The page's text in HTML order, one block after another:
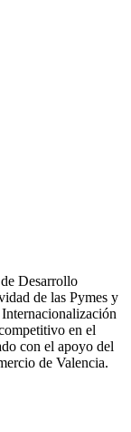
Desarrollo
de las Pymes y
en el
con el apoyo del
de Valencia.